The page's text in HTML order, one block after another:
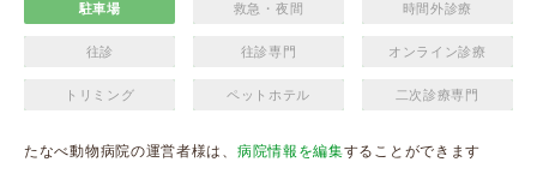
駐車場 救急・夜間 時間外診療
往診 往診専門 オンライン診療
トリミング ペットホテル 二次診療専門
たなべ動物病院の運営者様は、 病院情報を編集することができます